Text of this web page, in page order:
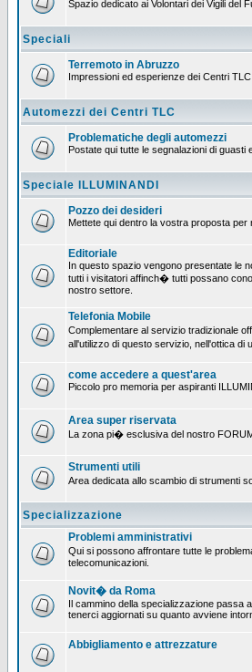
Spazio dedicato ai Volontari dei Vigili del
Speciali
Terremoto in Abruzzo
Impressioni ed esperienze dei Centri
Automezzi dei Centri TLC
Problematiche degli automezzi
Postate qui tutte le segnalazioni di
Speciale ILLUMINANDI
Pozzo dei desideri
Mettete qui dentro la vostra proposta
Editoriale
In questo spazio vengono presentate le
tutti i visitatori affinch� tutti possano
nostro settore.
Telefonia Mobile
Complementare al servizio tradizionale
all'utilizzo di questo servizio, nell'ottica
come accedere a quest'area
Piccolo pro memoria per aspiranti
Area super riservata
La zona pi� esclusiva del nostro
Strumenti utili
Area dedicata allo scambio di strumenti
Specializzazione
Problemi amministrativi
Qui si possono affrontare tutte le
telecomunicazioni.
Novit� da Roma
Il cammino della specializzazione passa
tenerci aggiornati su quanto avviene
Abbigliamento e attrezzature